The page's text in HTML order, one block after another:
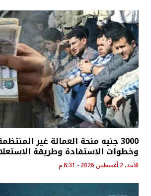
3000 جنيه منحة العمالة غير
وخطوات الاستفادة وطريقة
الأحد، 2 أغسطس 2026 - 8:31 م